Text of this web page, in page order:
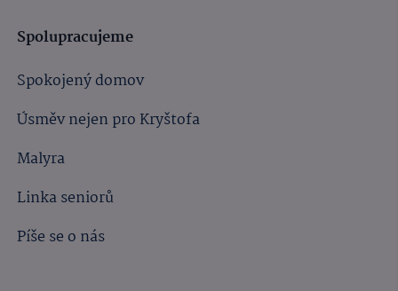
Spolupracujeme
Spokojený domov
Úsměv nejen pro Kryštofa
Malyra
Linka seniorů
Píše se o nás